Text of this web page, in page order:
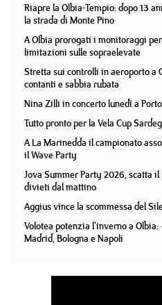
Riapre la Olbia-Tempio: dopo 13
la strada di Monte Pino
A Olbia prorogati i monitoraggi
limitazioni sulle sopraelevate
Stretta sui controlli in aeroporto a
contanti e sabbia rubata
Nina Zilli in concerto lunedì a
Tutto pronto per la Vela Cup
A La Marinedda il campionato
il Wave Party
Jova Summer Party 2026, scatta
divieti dal mattino
Aggius vince la scommessa del
Volotea potenzia l'inverno a
Madrid, Bologna e Napoli